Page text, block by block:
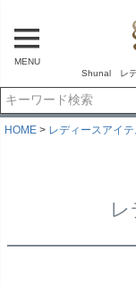
MENU
Shunal レデ
HOME レディースアイ